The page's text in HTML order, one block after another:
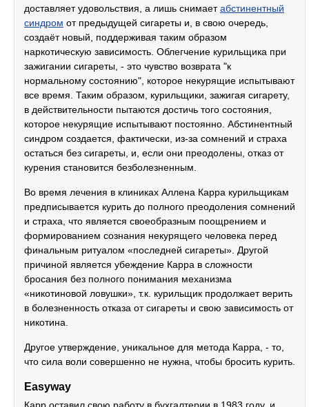
доставляет удовольствия, а лишь снимаетабстинентный
синдром от предыдущей сигареты и, в свою очередь,
создаёт новый, поддерживая таким образом
наркотическую зависимость. Облегчение курильщика при
зажигании сигареты, - это чувство возврата "к
нормальному состоянию", которое некурящие испытывают
все время. Таким образом, курильщики, зажигая сигарету,
в действительности пытаются достичь того состояния,
которое некурящие испытывают постоянно. Абстинентный
синдром создается, фактически, из-за сомнений и страха
остаться без сигареты, и, если они преодолены, отказ от
курения становится безболезненным.
Во время лечения в клиниках Аллена Карра курильщикам
предписывается курить до полного преодоления сомнений
и страха, что является своеобразным поощрением и
формированием сознания некурящего человека перед
финальным ритуалом «последней сигареты». Другой
причиной является убеждение Карра в сложности
бросания без полного понимания механизма
«никотиновой ловушки», т.к. курильщик продолжает верить
в болезненность отказа от сигареты и свою зависимость от
никотина.
Другое утверждение, уникальное для метода Карра, - то,
что сила воли совершенно не нужна, чтобы бросить курить.
Easyway
Карр оставил свою работу в бухгалтерии в 1983 году, и